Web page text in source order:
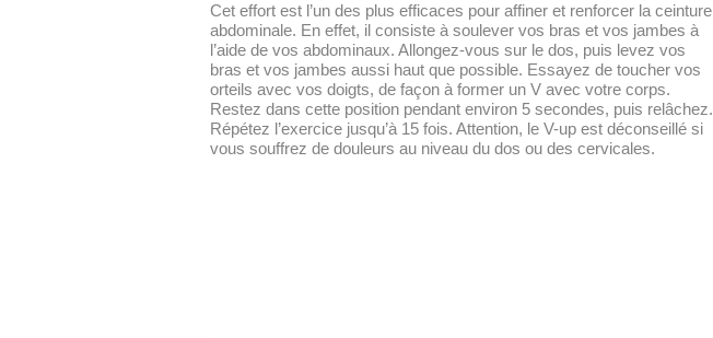
Cet effort est l’un des plus efficaces pour affiner et renforcer la ceinture
abdominale. En effet, il consiste à soulever vos bras et vos jambes à
l’aide de vos abdominaux. Allongez-vous sur le dos, puis levez vos
bras et vos jambes aussi haut que possible. Essayez de toucher vos
orteils avec vos doigts, de façon à former un V avec votre corps.
Restez dans cette position pendant environ 5 secondes, puis relâchez.
Répétez l’exercice jusqu’à 15 fois. Attention, le V-up est déconseillé si
vous souffrez de douleurs au niveau du dos ou des cervicales.